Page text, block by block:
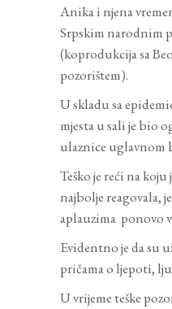
Anika i njena
Srpskim narodnim
(koprodukcija sa
pozorištem).
U skladu sa
mjesta u sali je bio
ulaznice uglavnom
Teško je reći na
najbolje reagovala,
aplauzima ponovo
Evidentno je da su
pričama o ljepoti,
U vrijeme teške